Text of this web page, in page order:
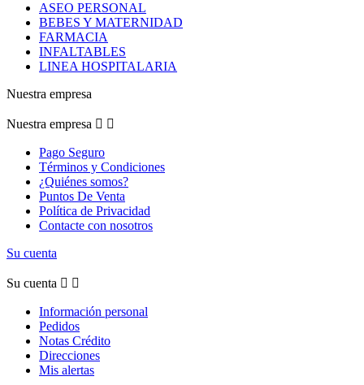
ASEO PERSONAL
BEBES Y MATERNIDAD
FARMACIA
INFALTABLES
LINEA HOSPITALARIA
Nuestra empresa
Nuestra empresa  
Pago Seguro
Términos y Condiciones
¿Quiénes somos?
Puntos De Venta
Política de Privacidad
Contacte con nosotros
Su cuenta
Su cuenta  
Información personal
Pedidos
Notas Crédito
Direcciones
Mis alertas